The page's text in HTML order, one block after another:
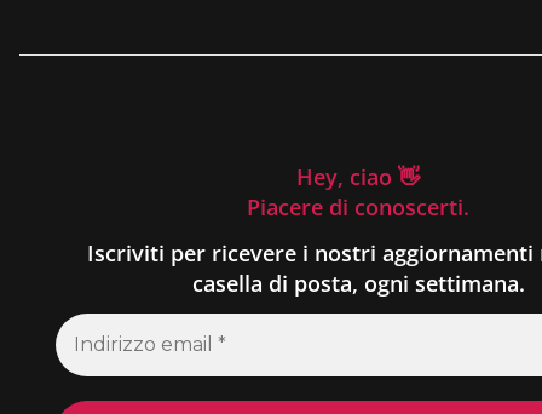
Hey, ciao 👋
Piacere di conoscerti.
Iscriviti per ricevere i nostri aggiornamenti
casella di posta, ogni settimana.